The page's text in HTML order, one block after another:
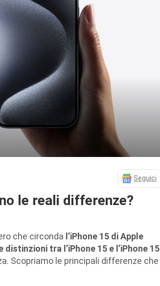
Seguici
le reali differenze?
che circonda l’iPhone 15 di Apple
distinzioni tra l’iPhone 15 e l’iPhone 15
Scopriamo le principali differenze che